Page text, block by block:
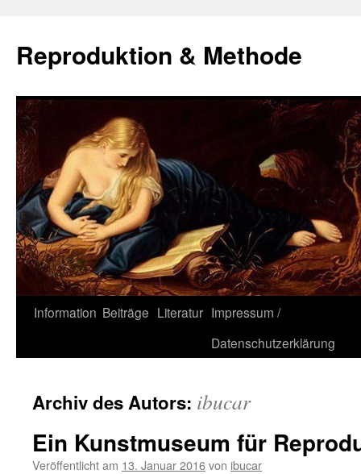
springen
Reproduktion & Methode
Information Beiträge Literatur Impressum /
Datenschutzerklärung
Archiv des Autors: ibucar
Ein Kunstmuseum für
Veröffentlicht am 13. Januar 2016von ibucar